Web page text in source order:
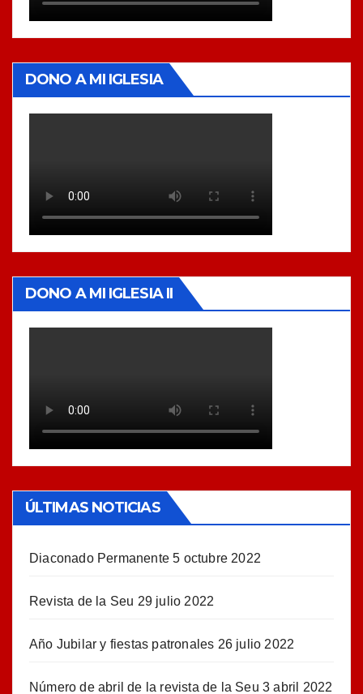
DONO A MI IGLESIA
DONO A MI IGLESIA II
ÚLTIMAS NOTICIAS
Diaconado Permanente 5 octubre 2022
Revista de la Seu 29 julio 2022
Año Jubilar y fiestas patronales 26 julio 2022
Número de abril de la revista de la Seu 3 abril 2022